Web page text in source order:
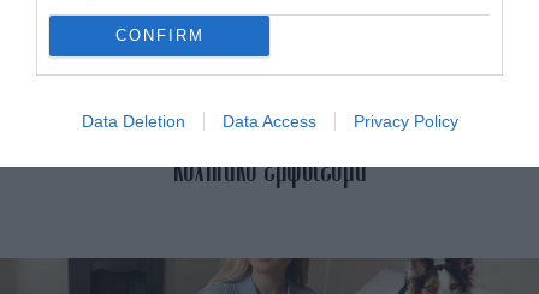
CONFIRM
Data Deletion Data Access Privacy Policy
“Χρειαζόμαστε περισσότερα αληθινά μοντέλα”: Το
ASOS παρουσίασε σκουλαρίκια σε γυναίκα με
κοχλιακό εμφύτευμα